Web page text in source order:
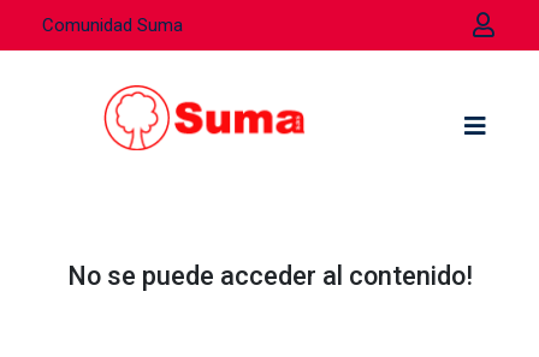
Comunidad Suma
No se puede acceder al contenido!